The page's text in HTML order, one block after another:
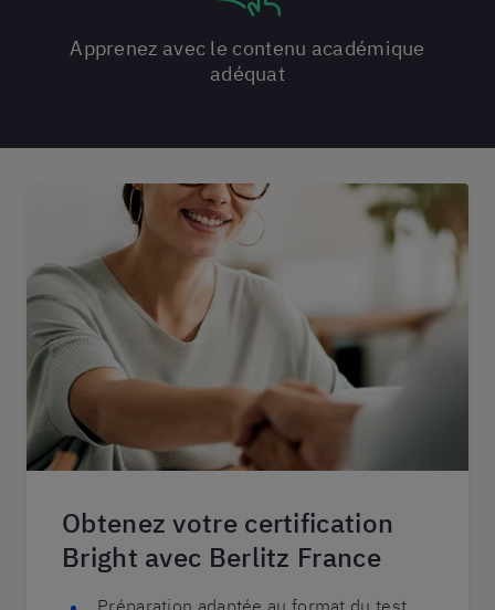
Apprenez avec le contenu académique
adéquat
Obtenez votre certification
Bright avec Berlitz France
Préparation adaptée au format du test